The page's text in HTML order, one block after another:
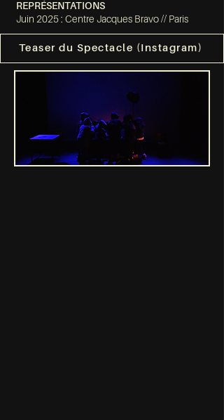
REPRÉSENTATIONS
Juin 2025 : Centre Jacques Bravo // Paris
Teaser du Spectacle (Instagram)